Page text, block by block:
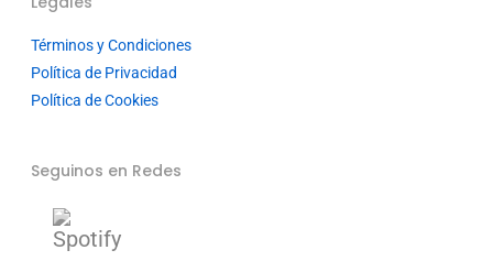
Términos y Condiciones
Política de Privacidad
Política de Cookies
Seguinos en Redes